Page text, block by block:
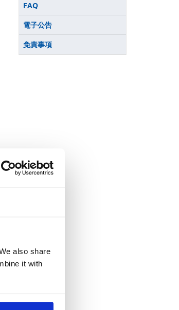
also share
it with
FAQ
電子公告
免責事項